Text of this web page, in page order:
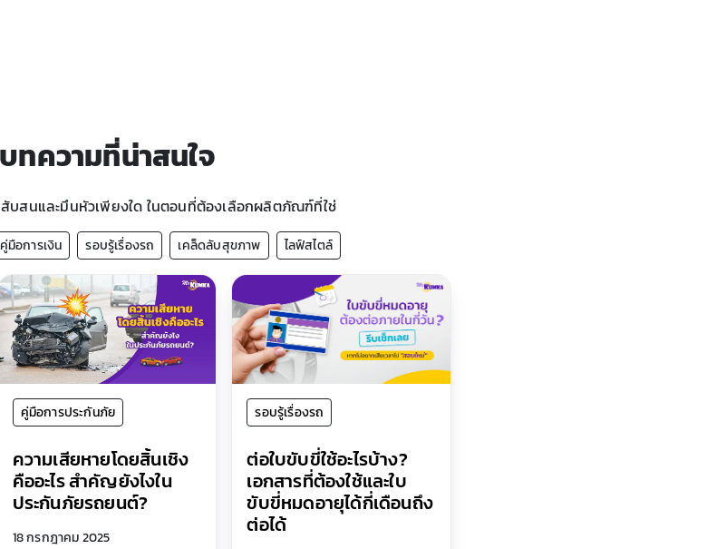
บทความที่น่าสนใจ
สับสนและมึนหัวเพียงใด ในตอนที่ต้องเลือกผลิตภัณฑ์ที่ใช่
คู่มือการเงิน รอบรู้เรื่องรถ เคล็ดลับสุขภาพ ไลฟ์สไตล์
คู่มือการประกันภัย
ความเสียหายโดยสิ้นเชิง
คืออะไร สำคัญยังไงใน
ประกันภัยรถยนต์?
18 กรกฎาคม 2025
รอบรู้เรื่องรถ
ต่อใบขับขี่ใช้อะไรบ้าง?
เอกสารที่ต้องใช้และใบ
ขับขี่หมดอายุได้กี่เดือนถึง
ต่อได้